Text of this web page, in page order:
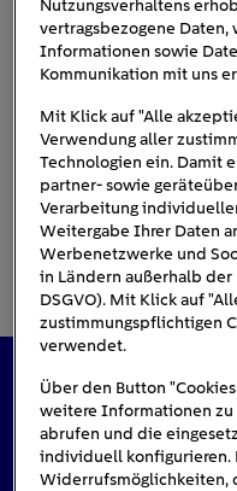
Das könnte Sie
Nutzungsverhaltens
vertragsbezogene Daten,
Informationen sowie
Kommunikation mit uns
Mit Klick auf "Alle
Verwendung aller
Technologien ein. Damit
partner- sowie
Verarbeitung
Weitergabe Ihrer Daten
Werbenetzwerke und
in Ländern außerhalb der
DSGVO). Mit Klick auf
zustimmungspflichtigen
verwendet.
Über den Button
weitere Informationen zu
abrufen und die
individuell konfigurieren.
Widerrufsmöglichkeiten,